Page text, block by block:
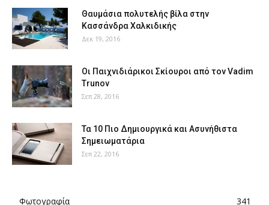
Θαυμάσια πολυτελής βίλα στην
Κασσάνδρα Χαλκιδικής
Δεκ 19, 2016
Οι Παιχνιδιάρικοι Σκίουροι από τον Vadim
Trunov
Σεπ 28, 2016
Τα 10 Πιο Δημιουργικά και Ασυνήθιστα
Σημειωματάρια
Σεπ 22, 2016
Φωτογραφία
341